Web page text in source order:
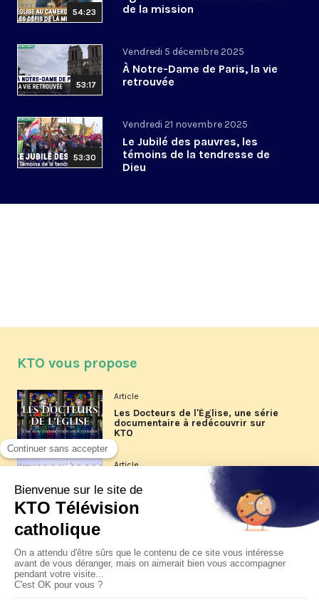
54:23
de la mission
53:17
Vendredi 5 décembre 2025
À Notre-Dame de Paris, la vie
retrouvée
53:30
Vendredi 21 novembre 2025
Le Jubilé des pauvres, les
témoins de la tendresse de
Dieu
KTO vous propose
Article
Les Docteurs de l'Église, une série
documentaire à redécouvrir sur
KTO
Article
Les reportages d'été 2026 de KTO
La visite pastorale du pape Léon
XIV à Assise à suivre sur KTO le
jeudi 6 août